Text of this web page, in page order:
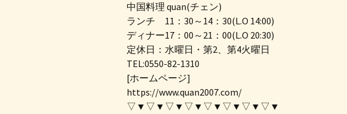
中国料理 quan(チェン)
ランチ 11：30～14：30(L.O 14:00)
ディナー17：00～21：00(L.O 20:30)
定休日：水曜日・第2、第4火曜日
TEL:0550-82-1310
[ホームページ]
https://www.quan2007.com/
▽▼▽▼▽▼▽▼▽▼▽▼▽▼▽▼